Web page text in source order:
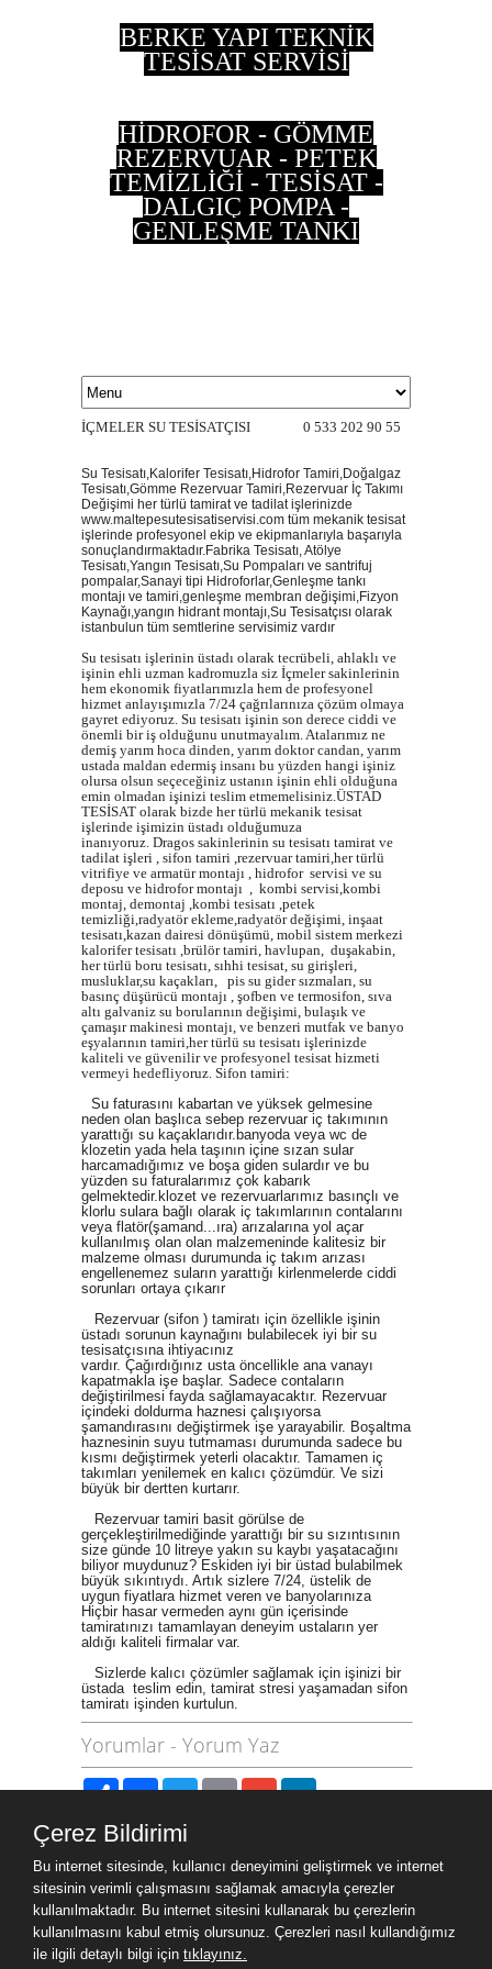
BERKE YAPI TEKNİK
TESİSAT SERVİSİ
HİDROFOR - GÖMME
REZERVUAR - PETEK
TEMİZLİĞİ - TESİSAT -
DALGIÇ POMPA -
GENLEŞME TANKI
İÇMELER SU TESİSATÇISI 0 533 202 90 55
Su Tesisatı,Kalorifer Tesisatı,Hidrofor Tamiri,Doğalgaz
Tesisatı,Gömme Rezervuar Tamiri,Rezervuar İç Takımı
Değişimi her türlü tamirat ve tadilat işlerinizde
www.maltepesutesisatiservisi.com tüm mekanik tesisat
işlerinde profesyonel ekip ve ekipmanlarıyla başarıyla
sonuçlandırmaktadır.Fabrika Tesisatı, Atölye
Tesisatı,Yangın Tesisatı,Su Pompaları ve santrifuj
pompalar,Sanayi tipi Hidroforlar,Genleşme tankı
montajı ve tamiri,genleşme membran değişimi,Fizyon
Kaynağı,yangın hidrant montajı,Su Tesisatçısı olarak
istanbulun tüm semtlerine servisimiz vardır
Su tesisatı işlerinin üstadı olarak tecrübeli, ahlaklı ve
işinin ehli uzman kadromuzla siz İçmeler sakinlerinin
hem ekonomik fiyatlarımızla hem de profesyonel
hizmet anlayışımızla 7/24 çağrılarınıza çözüm olmaya
gayret ediyoruz. Su tesisatı işinin son derece ciddi ve
önemli bir iş olduğunu unutmayalım. Atalarımız ne
demiş yarım hoca dinden, yarım doktor candan, yarım
ustada maldan edermiş insanı bu yüzden hangi işiniz
olursa olsun seçeceğiniz ustanın işinin ehli olduğuna
emin olmadan işinizi teslim etmemelisiniz.ÜSTAD
TESİSAT olarak bizde her türlü mekanik tesisat
işlerinde işimizin üstadı olduğumuza
inanıyoruz. Dragos sakinlerinin su tesisatı tamirat ve
tadilat işleri , sifon tamiri ,rezervuar tamiri,her türlü
vitrifiye ve armatür montajı , hidrofor servisi ve su
deposu ve hidrofor montajı , kombi servisi,kombi
montaj, demontaj ,kombi tesisatı ,petek
temizliği,radyatör ekleme,radyatör değişimi, inşaat
tesisatı,kazan dairesi dönüşümü, mobil sistem merkezi
kalorifer tesisatı ,brülör tamiri, havlupan, duşakabin,
her türlü boru tesisatı, sıhhi tesisat, su girişleri,
musluklar,su kaçakları, pis su gider sızmaları, su
basınç düşürücü montajı , şofben ve termosifon, sıva
altı galvaniz su borularının değişimi, bulaşık ve
çamaşır makinesi montajı, ve benzeri mutfak ve banyo
eşyalarının tamiri,her türlü su tesisatı işlerinizde
kaliteli ve güvenilir ve profesyonel tesisat hizmeti
vermeyi hedefliyoruz. Sifon tamiri:
Su faturasını kabartan ve yüksek gelmesine
neden olan başlıca sebep rezervuar iç takımının
yarattığı su kaçaklarıdır.banyoda veya wc de
klozetin yada hela taşının içine sızan sular
harcamadığımız ve boşa giden sulardır ve bu
yüzden su faturalarımız çok kabarık
gelmektedir.klozet ve rezervuarlarımız basınçlı ve
klorlu sulara bağlı olarak iç takımlarının contalarını
veya flatör(şamand...ıra) arızalarına yol açar
kullanılmış olan olan malzemeninde kalitesiz bir
malzeme olması durumunda iç takım arızası
engellenemez suların yarattığı kirlenmelerde ciddi
sorunları ortaya çıkarır
Rezervuar (sifon ) tamiratı için özellikle işinin
üstadı sorunun kaynağını bulabilecek iyi bir su
tesisatçısına ihtiyacınız
vardır. Çağırdığınız usta öncellikle ana vanayı
kapatmakla işe başlar. Sadece contaların
değiştirilmesi fayda sağlamayacaktır. Rezervuar
içindeki doldurma haznesi çalışıyorsa
şamandırasını değiştirmek işe yarayabilir. Boşaltma
haznesinin suyu tutmaması durumunda sadece bu
kısmı değiştirmek yeterli olacaktır. Tamamen iç
takımları yenilemek en kalıcı çözümdür. Ve sizi
büyük bir dertten kurtarır.
Rezervuar tamiri basit görülse de
gerçekleştirilmediğinde yarattığı bir su sızıntısının
size günde 10 litreye yakın su kaybı yaşatacağını
biliyor muydunuz? Eskiden iyi bir üstad bulabilmek
büyük sıkıntıydı. Artık sizlere 7/24, üstelik de
uygun fiyatlara hizmet veren ve banyolarınıza
Hiçbir hasar vermeden aynı gün içerisinde
tamiratınızı tamamlayan deneyim ustaların yer
aldığı kaliteli firmalar var.
Sizlerde kalıcı çözümler sağlamak için işinizi bir
üstada teslim edin, tamirat stresi yaşamadan sifon
tamiratı işinden kurtulun.
Yorumlar - Yorum Yaz
PaylaşFacebook
TwitterEmailGmailLinkedIn
Site Haritası
Site Haritası
Ziyaret Bilgileri
Çerez Bildirimi
Bu internet sitesinde, kullanıcı deneyimini geliştirmek ve internet
sitesinin verimli çalışmasını sağlamak amacıyla çerezler
kullanılmaktadır. Bu internet sitesini kullanarak bu çerezlerin
kullanılmasını kabul etmiş olursunuz. Çerezleri nasıl kullandığımız
ile ilgili detaylı bilgi için tıklayınız.